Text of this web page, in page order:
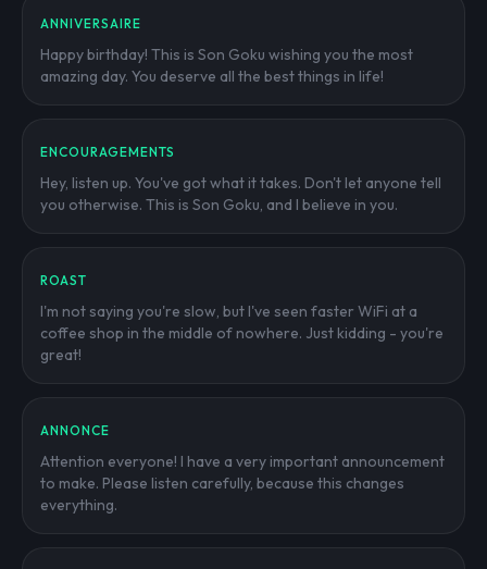
ANNIVERSAIRE
Happy birthday! This is Son Goku wishing you the most
amazing day. You deserve all the best things in life!
ENCOURAGEMENTS
Hey, listen up. You've got what it takes. Don't let anyone tell
you otherwise. This is Son Goku, and I believe in you.
ROAST
I'm not saying you're slow, but I've seen faster WiFi at a
coffee shop in the middle of nowhere. Just kidding - you're
great!
ANNONCE
Attention everyone! I have a very important announcement
to make. Please listen carefully, because this changes
everything.